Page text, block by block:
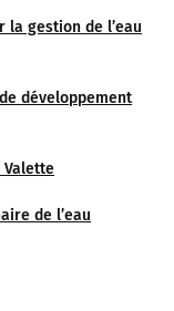
gestion de l’eau
développement
Valette
de l’eau